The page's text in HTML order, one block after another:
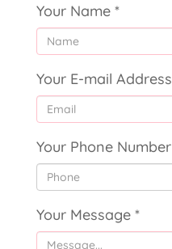
Your Name *
Your E-mail Address
Your Phone Number
Your Message *